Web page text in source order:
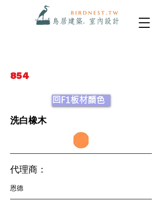
854
回F1板材顏色
洗白橡木
代理商：
恩德